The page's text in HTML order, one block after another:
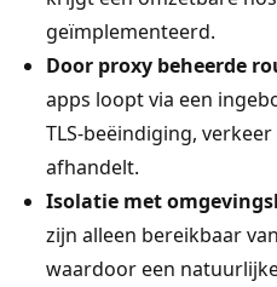
geïmplementeerd.
Door proxy beheerde
apps loopt via een
TLS-beëindiging,
afhandelt.
Isolatie met
zijn alleen bereikbaar
waardoor een